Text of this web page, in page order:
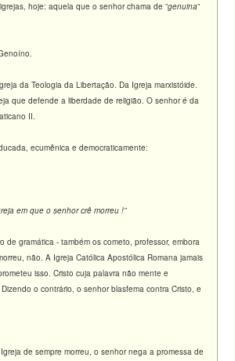
hoje: aquela que o senhor chama de ”genuina”
da Teologia da Libertação. Da Igreja marxistóide.
que defende a liberdade de religião. O senhor é da
II.
ecumênica e democraticamente:
em que o senhor crê morreu !”
de gramática - também os cometo, professor, embora
não. A Igreja Católica Apostólica Romana jamais
isso. Cristo cuja palavra não mente e
o contrário, o senhor blasfema contra Cristo, e
de sempre morreu, o senhor nega a promessa de